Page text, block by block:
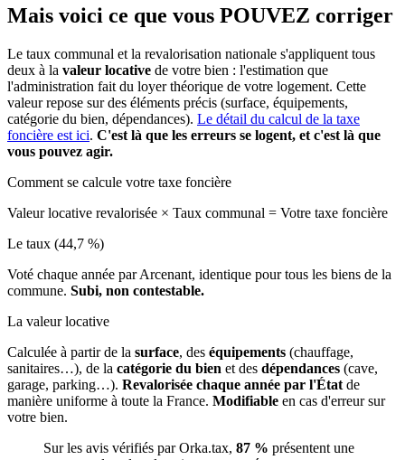
Mais voici ce que vous POUVEZ corriger
Le taux communal et la revalorisation nationale s'appliquent tous
deux à la valeur locative de votre bien : l'estimation que
l'administration fait du loyer théorique de votre logement. Cette
valeur repose sur des éléments précis (surface, équipements,
catégorie du bien, dépendances). Le détail du calcul de la taxe
foncière est ici. C'est là que les erreurs se logent, et c'est là que
vous pouvez agir.
Comment se calcule votre taxe foncière
Valeur locative revalorisée × Taux communal = Votre taxe foncière
Le taux (44,7 %)
Voté chaque année par Arcenant, identique pour tous les biens de la
commune. Subi, non contestable.
La valeur locative
Calculée à partir de la surface, des équipements (chauffage,
sanitaires…), de la catégorie du bien et des dépendances (cave,
garage, parking…). Revalorisée chaque année par l'État de
manière uniforme à toute la France. Modifiable en cas d'erreur sur
votre bien.
Sur les avis vérifiés par Orka.tax, 87 % présentent une